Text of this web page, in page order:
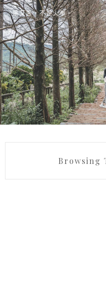
是艾思，不是火拳。
Browsing